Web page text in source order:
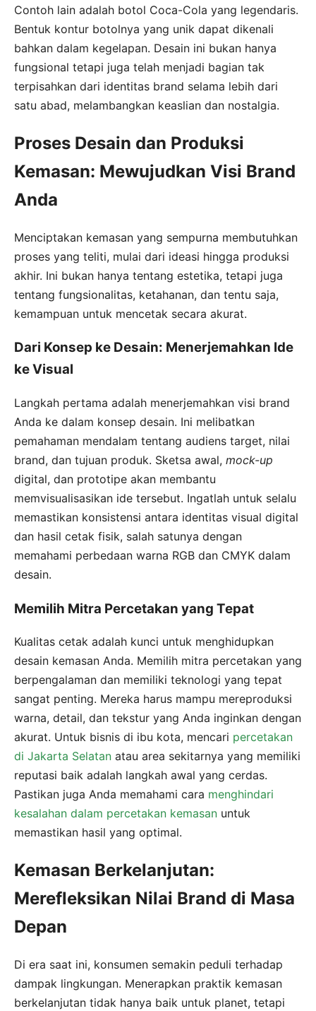
Contoh lain adalah botol Coca-Cola yang legendaris.
Bentuk kontur botolnya yang unik dapat dikenali
bahkan dalam kegelapan. Desain ini bukan hanya
fungsional tetapi juga telah menjadi bagian tak
terpisahkan dari identitas brand selama lebih dari
satu abad, melambangkan keaslian dan nostalgia.
Proses Desain dan Produksi
Kemasan: Mewujudkan Visi Brand
Anda
Menciptakan kemasan yang sempurna membutuhkan
proses yang teliti, mulai dari ideasi hingga produksi
akhir. Ini bukan hanya tentang estetika, tetapi juga
tentang fungsionalitas, ketahanan, dan tentu saja,
kemampuan untuk mencetak secara akurat.
Dari Konsep ke Desain: Menerjemahkan Ide
ke Visual
Langkah pertama adalah menerjemahkan visi brand
Anda ke dalam konsep desain. Ini melibatkan
pemahaman mendalam tentang audiens target, nilai
brand, dan tujuan produk. Sketsa awal, mock-up
digital, dan prototipe akan membantu
memvisualisasikan ide tersebut. Ingatlah untuk selalu
memastikan konsistensi antara identitas visual digital
dan hasil cetak fisik, salah satunya dengan
memahami perbedaan warna RGB dan CMYK dalam
desain.
Memilih Mitra Percetakan yang Tepat
Kualitas cetak adalah kunci untuk menghidupkan
desain kemasan Anda. Memilih mitra percetakan yang
berpengalaman dan memiliki teknologi yang tepat
sangat penting. Mereka harus mampu mereproduksi
warna, detail, dan tekstur yang Anda inginkan dengan
akurat. Untuk bisnis di ibu kota, mencari percetakan
di Jakarta Selatan atau area sekitarnya yang memiliki
reputasi baik adalah langkah awal yang cerdas.
Pastikan juga Anda memahami cara menghindari
kesalahan dalam percetakan kemasan untuk
memastikan hasil yang optimal.
Kemasan Berkelanjutan:
Merefleksikan Nilai Brand di Masa
Depan
Di era saat ini, konsumen semakin peduli terhadap
dampak lingkungan. Menerapkan praktik kemasan
berkelanjutan tidak hanya baik untuk planet, tetapi